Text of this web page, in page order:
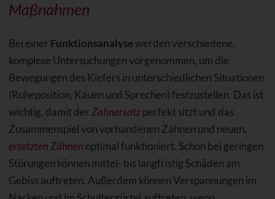
Maßnahmen
Bei einer Funktionsanalysewerden verschiedene,
komplexe Untersuchungen vorgenommen, um die
Bewegungen des Kiefers in unterschiedlichen Situationen
(Ruheposition, Kauen und Sprechen) festzustellen. Das ist
wichtig, damit der Zahnersatzperfekt sitzt und das
Zusammenspiel von vorhandenen Zähnen und neuen,
ersetzten Zähnen optimal funktioniert. Schon bei geringen
Störungen können mittel- bis langfristig Schäden am
Gebiss auftreten. Außerdem können Verspannungen im